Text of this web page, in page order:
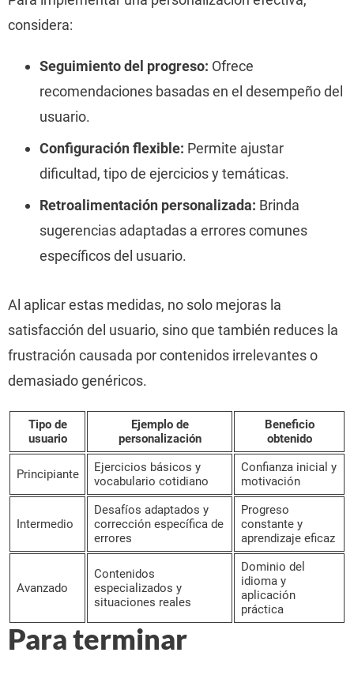
considera:
Seguimiento del progreso: Ofrece
recomendaciones basadas en el desempeño del
usuario.
Configuración flexible: Permite ajustar
dificultad, tipo de ejercicios y temáticas.
Retroalimentación personalizada: Brinda
sugerencias adaptadas a errores comunes
específicos del usuario.
Al aplicar estas medidas, no solo mejoras la
satisfacción del usuario, sino que también reduces la
frustración causada por contenidos irrelevantes o
demasiado genéricos.
Tipo de
usuario
Ejemplo de
personalización
Beneficio
obtenido
Principiante
Ejercicios básicos y
vocabulario cotidiano
Confianza inicial y
motivación
Intermedio
Desafíos adaptados y
corrección específica de
errores
Progreso
constante y
aprendizaje eficaz
Avanzado
Contenidos
especializados y
situaciones reales
Dominio del
idioma y
aplicación
práctica
Para terminar